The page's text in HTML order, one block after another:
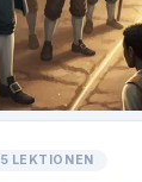
5 LEKTIONEN